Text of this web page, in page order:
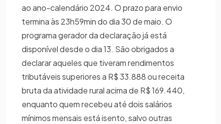
ao ano-calendário 2024. O prazo para envio
termina às 23h59min do dia 30 de maio. O
programa gerador da declaração já está
disponível desde o dia 13. São obrigados a
declarar aqueles que tiveram rendimentos
tributáveis superiores a R$ 33.888 ou receita
bruta da atividade rural acima de R$ 169.440,
enquanto quem recebeu até dois salários
mínimos mensais está isento, salvo outras